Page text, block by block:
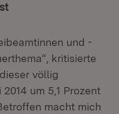
und -
kritisierte
völlig
um 5,1 Prozent
macht mich